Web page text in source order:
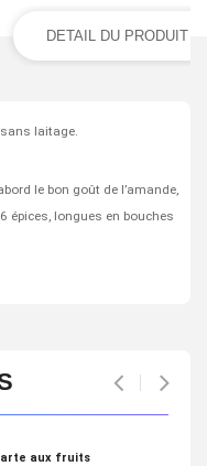
DETAIL DU PRODUIT
laitage.
le bon goût de l’amande,
épices, longues en bouches